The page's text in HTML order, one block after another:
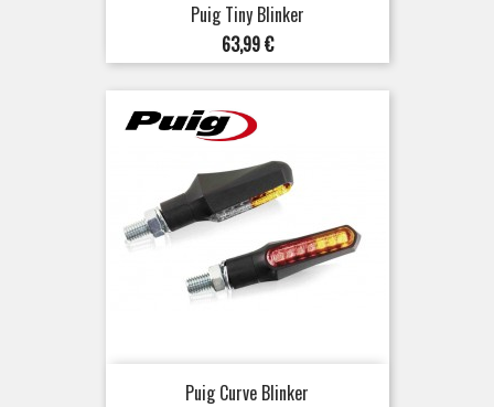
Puig Tiny Blinker
Preis
63,99 €
Puig Curve Blinker